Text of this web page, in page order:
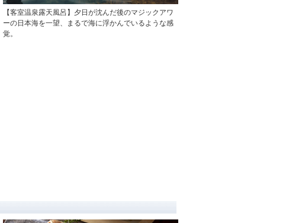
【客室温泉露天風呂】夕日が沈んだ後のマジックアワ
ーの日本海を一望、まるで海に浮かんでいるような感
覚。